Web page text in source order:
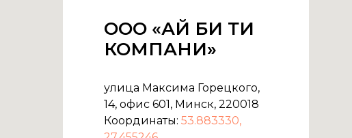
ООО «АЙ БИ ТИ
КОМПАНИ»
улица Максима Горецкого,
14, офис 601, Минск, 220018
Координаты: 53.883330,
Экраны для сцены
Светодиодные экраны для
КАТАЛОГ